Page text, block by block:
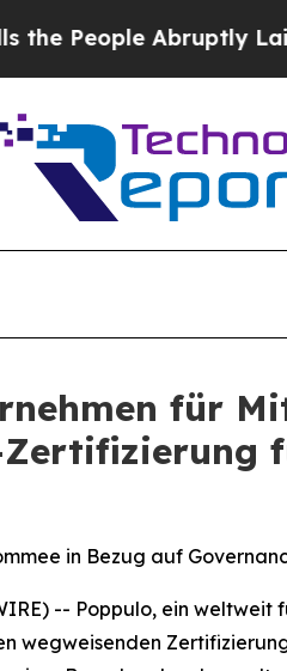
Abruptly Laid off
für
in Bezug auf
-- Poppulo, ein
wegweisenden